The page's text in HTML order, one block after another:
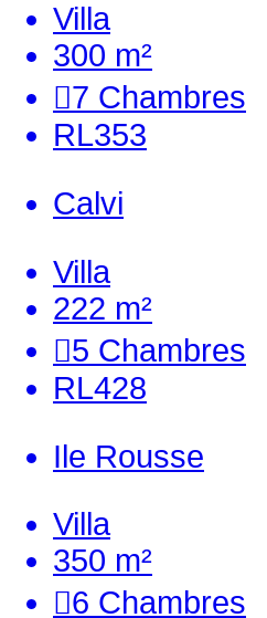
Villa
300 m²
7 Chambres
RL353
Calvi
Villa
222 m²
5 Chambres
RL428
Ile Rousse
Villa
350 m²
6 Chambres